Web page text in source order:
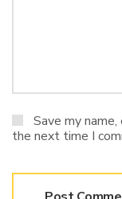
Save my
the next time I